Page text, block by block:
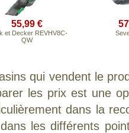
55,99 €
et Decker REVHV8C-
QW
qui vendent le
les prix est une
dans la
les différents